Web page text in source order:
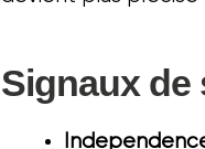
Signaux de